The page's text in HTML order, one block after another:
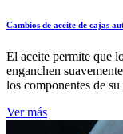
Cambios de aceite de cajas
El aceite permite que
enganchen
los componentes de
Ver más